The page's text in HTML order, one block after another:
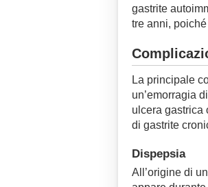
gastrite
tre anni,
La principale
un’emorragia
ulcera gastrica
di gastrite
Dispepsia
All’origine di